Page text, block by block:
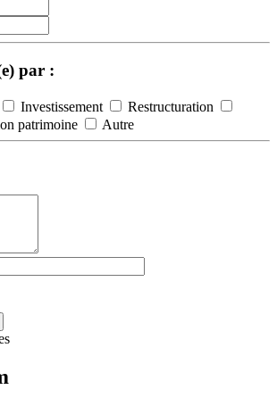
par :
Investissement
Restructuration
patrimoine Autre